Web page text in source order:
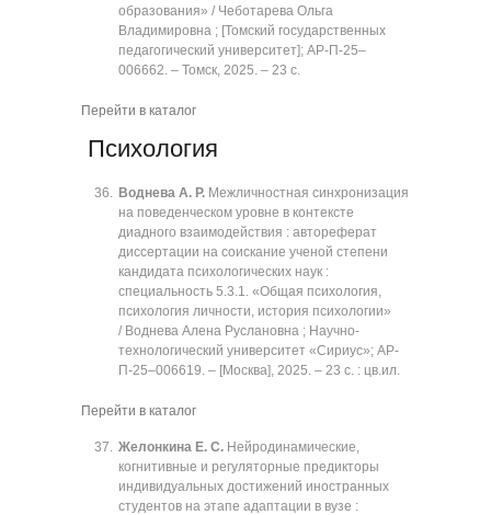
образования» / Чеботарева Ольга
Владимировна ; [Томский государственных
педагогический университет]; АР-П-25‒
006662. ‒ Томск, 2025. ‒ 23 с.
Перейти в каталог
Психология
Воднева А. Р. Межличностная синхронизация
на поведенческом уровне в контексте
диадного взаимодействия : автореферат
диссертации на соискание ученой степени
кандидата психологических наук :
специальность 5.3.1. «Общая психология,
психология личности, история психологии»
/ Воднева Алена Руслановна ; Научно-
технологический университет «Сириус»; АР-
П-25‒006619. ‒ [Москва], 2025. ‒ 23 с. : цв.ил.
Перейти в каталог
Желонкина Е. С. Нейродинамические,
когнитивные и регуляторные предикторы
индивидуальных достижений иностранных
студентов на этапе адаптации в вузе :